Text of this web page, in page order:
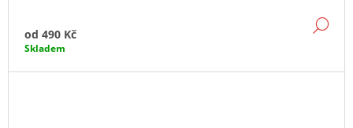
od 490 Kč
Skladem